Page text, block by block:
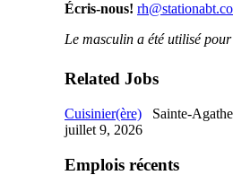
Écris-nous!
Le masculin a été utilisé
Related Jobs
Cuisinier(ère)
Sainte-
juillet 9, 2026
Emplois récents